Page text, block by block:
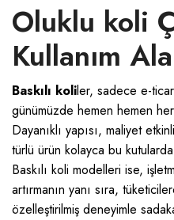
Oluklu koli
Kullanım
Baskılı koliler, sadece e-
günümüzde hemen hemen
Dayanıklı yapısı, maliyet
türlü ürün kolayca bu
Baskılı koli modelleri ise,
artırmanın yanı sıra,
özelleştirilmiş deneyimle